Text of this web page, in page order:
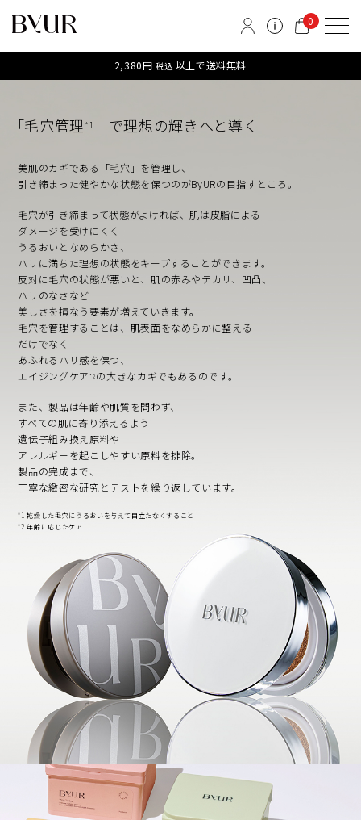
0
2,380円税込 以上で送料無料
ひとりひとりが最も輝く瞬間を引き出すために
いつもそばで、あなただけの輝きを
「毛穴管理 *1 」で理想の輝きへと導く
美肌のカギである「毛穴」を管理し、
引き締まった健やかな状態を保つのがByURの目指すところ。
毛穴が引き締まって状態がよければ、肌は皮脂による
ダメージを受けにくく
うるおいとなめらかさ、
ハリに満ちた理想の状態をキープすることができます。
反対に毛穴の状態が悪いと、肌の赤みやテカリ、凹凸、
ハリのなさなど
美しさを損なう要素が増えていきます。
毛穴を管理することは、肌表面をなめらかに整える
だけでなく
あふれるハリ感を保つ、
エイジングケア *2 の大きなカギでもあるのです。
また、製品は年齢や肌質を問わず、
すべての肌に寄り添えるよう
遺伝子組み換え原料や
アレルギーを起こしやすい原料を排除。
製品の完成まで、
丁寧な緻密な研究とテストを繰り返しています。
*1 乾燥した毛穴にうるおいを与えて目立たなくすること
*2 年齢に応じたケア